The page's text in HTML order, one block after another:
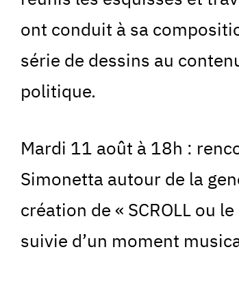
ont conduit à sa
série de dessins au
politique.
Mardi 11 août à 18h :
Simonetta autour de la
création de « SCROLL ou
suivie d’un moment